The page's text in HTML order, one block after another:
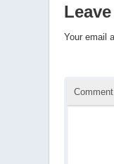
Your email
Comment